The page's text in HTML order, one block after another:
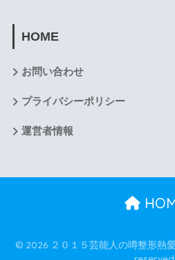
HOME
お問い合わせ
プライバシーポリシー
運営者情報
© 2026 ２０１５芸能人の噂整形熱